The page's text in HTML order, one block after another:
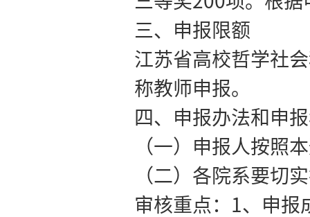
一、申报
本届评奖
作（含专
品）；2、
二、奖项
本届评奖